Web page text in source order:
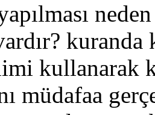
kullanarak
müdafaa